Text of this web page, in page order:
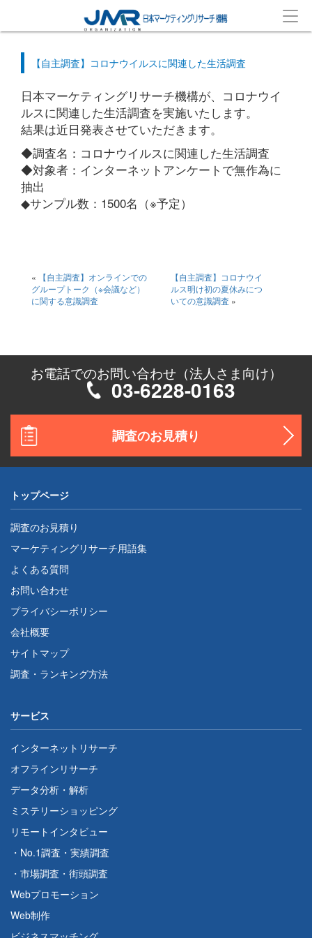
【自主調査】コロナウイルスに関連した生活調査
日本マーケティングリサーチ機構が、コロナウイ
ルスに関連した生活調査を実施いたします。
結果は近日発表させていただきます。
◆調査名：コロナウイルスに関連した生活調査
◆対象者：インターネットアンケートで無作為に
抽出
◆サンプル数：1500名（※予定）
«
【自主調査】オンラインでの
グループトーク（※会議など）
に関する意識調査
【自主調査】コロナウイ
ルス明け初の夏休みにつ
いての意識調査 »
お電話でのお問い合わせ（法人さま向け）
03-6228-0163
調査のお見積り
トップページ
調査のお見積り
マーケティングリサーチ用語集
よくある質問
お問い合わせ
プライバシーポリシー
会社概要
サイトマップ
調査・ランキング方法
サービス
インターネットリサーチ
オフラインリサーチ
データ分析・解析
ミステリーショッピング
リモートインタビュー
・ No.1調査 ・ 実績調査
・ 市場調査 ・ 街頭調査
Webプロモーション
Web制作